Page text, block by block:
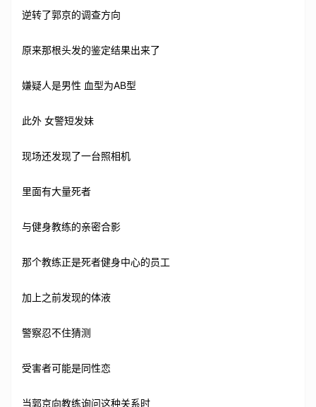
逆转了郭京的调查方向
原来那根头发的鉴定结果出来了
嫌疑人是男性 血型为AB型
此外 女警短发妹
现场还发现了一台照相机
里面有大量死者
与健身教练的亲密合影
那个教练正是死者健身中心的员工
加上之前发现的体液
警察忍不住猜测
受害者可能是同性恋
当郭京向教练询问这种关系时